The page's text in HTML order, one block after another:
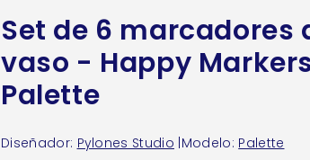
Set de 6 marcadores
vaso - Happy
Palette
Diseñador: Pylones Studio Modelo: Palette